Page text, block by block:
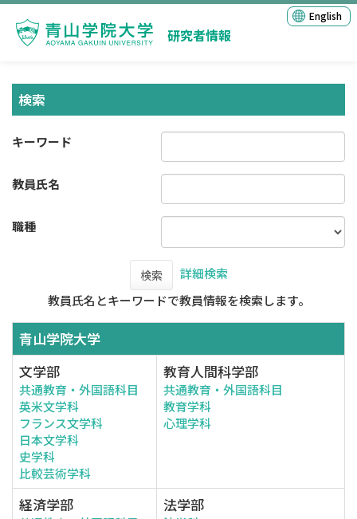
研究者情報
English
検索
キーワード
教員氏名
職種
検索
詳細検索
教員氏名とキーワードで教員情報を検索します。
青山学院大学
文学部
共通教育・外国語科目
英米文学科
フランス文学科
日本文学科
史学科
比較芸術学科
教育人間科学部
共通教育・外国語科目
教育学科
心理学科
経済学部 法学部